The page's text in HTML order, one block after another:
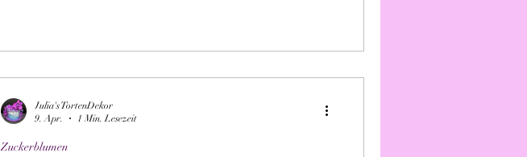
Zuckerblumen
Julia's TortenDekor
9. Apr.
1 Min. Lesezeit